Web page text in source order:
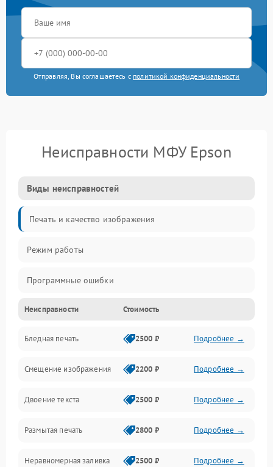
Отправляя, Вы соглашаетесь с политикой конфиденциальности
Неисправности МФУ Epson
Виды неисправностей
Печать и качество изображения
Режим работы
Программные ошибки
Картриджи и расходники
Сканер и копирование
Механика и узлы
Программные сбои
Подключение и интерфейсы
Дисплей и органы управления
Неисправности Стоимость
Бледная печать 2500 ₽ Подробнее →
Смещение изображения 2200 ₽ Подробнее →
Двоение текста 2500 ₽ Подробнее →
Размытая печать 2800 ₽ Подробнее →
Неравномерная заливка 2500 ₽ Подробнее →